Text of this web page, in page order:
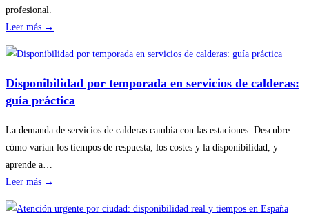
profesional.
Leer más →
planificar
revisiones
básicas
hogar
sin
Disponibilidad por temporada en servicios de calderas:
guía práctica
La demanda de servicios de calderas cambia con las estaciones. Descubre
cómo varían los tiempos de respuesta, los costes y la disponibilidad, y
aprende a…
Leer más →
por